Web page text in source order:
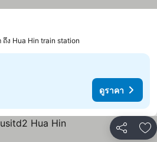
ถึง Hua Hin train station
ดูราคา
แชร์ เ